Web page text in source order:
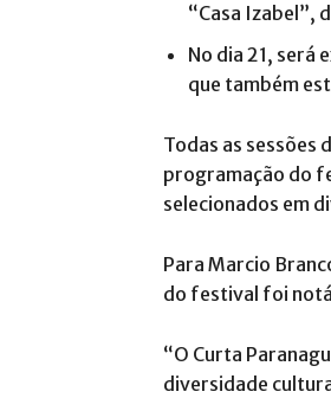
“Casa Izabel”,
No dia 21, será
que também
Todas as sessões
programação do
selecionados em
Para Marcio
do festival foi
“O Curta
diversidade